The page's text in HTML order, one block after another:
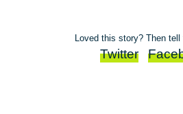
Loved this story? Then
Twitter